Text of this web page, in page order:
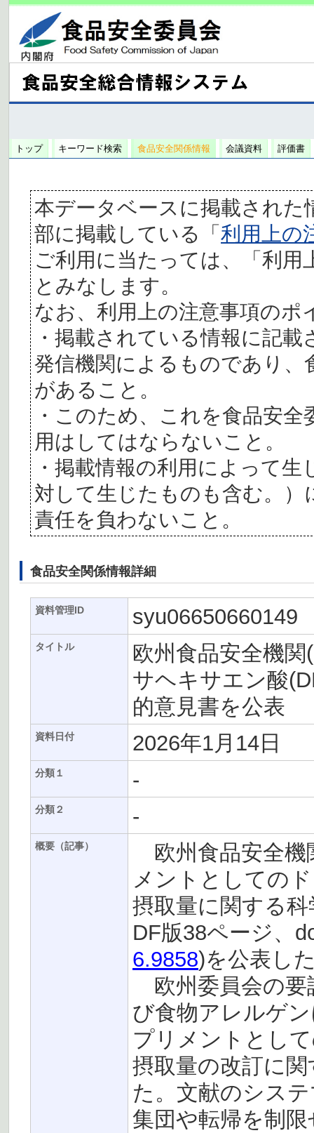
トップ キーワード検索 食品安全関係情報 会議資料 評価書
本データベースに掲載された
部に掲載している「利用上の
ご利用に当たっては、「利
とみなします。
なお、利用上の注意事項の
・掲載されている情報に記
発信機関によるものであり、
があること。
・このため、これを食品安
用はしてはならないこと。
・掲載情報の利用によって
対して生じたものも含む。
責任を負わないこと。
食品安全関係情報詳細
資料管理ID syu06650660149
タイトル
欧州食品安全機
サヘキサエン酸
的意見書を公表
資料日付 2026年1月14日
分類１ -
分類２ -
概要（記事）
欧州食品安全機
メントとしての
摂取量に関する
DF版38ページ、
6.9858)を公表し
欧州委員会の要
び食物アレルゲ
プリメントとし
摂取量の改訂に
た。文献のシス
集団や転帰を制